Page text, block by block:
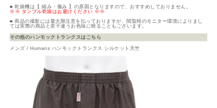
■ 乾燥機は【 縮み・傷み 】の原因となりますので、おすすめしておりません。
※※ タンブル乾燥はお避けください ※※
■ 商品の撮影には最大限注意を払っておりますが、閲覧時のモニター環境によりまし
ては実際の商品と若干違うお色味に映ることもございます。
その他のハンモックトランクスはこちら
メンズ / Humans ハンモックトランクス シルケット天竺